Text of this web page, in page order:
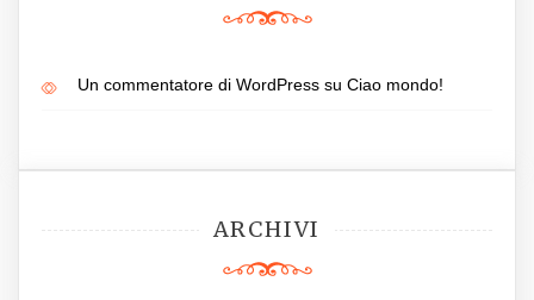
Un commentatore di WordPress su Ciao mondo!
ARCHIVI